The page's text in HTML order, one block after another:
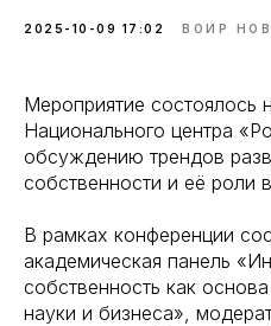
2025-10-09 17:02 ВОИР
Мероприятие состоялось
Национального центра
обсуждению трендов
собственности и её роли
В рамках конференции
академическая панель
собственность как
науки и бизнеса»,